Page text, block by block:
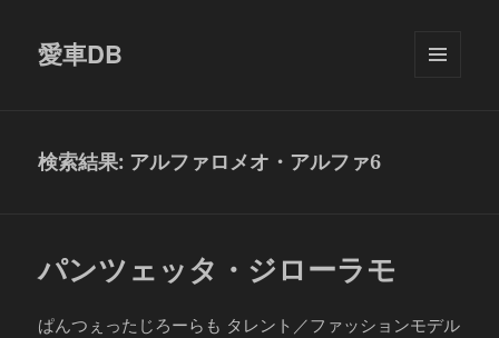
愛車DB
検索結果: アルファロメオ・アルファ6
パンツェッタ・ジローラモ
ぱんつぇったじろーらも タレント／ファッションモデル